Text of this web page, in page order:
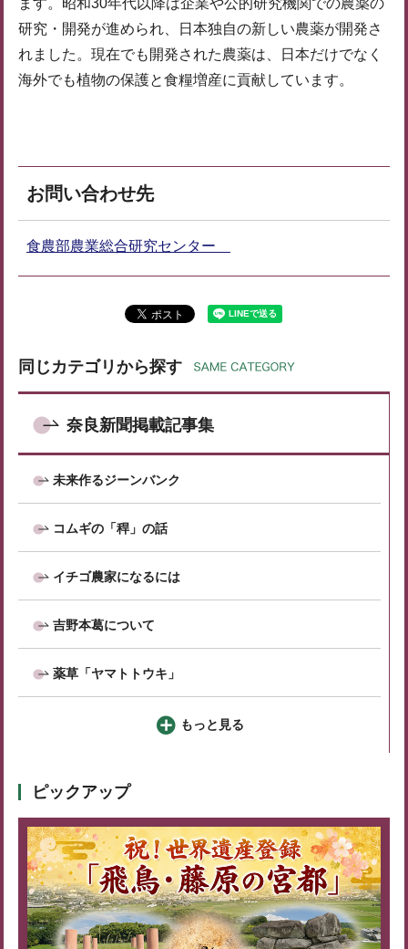
ます。昭和30年代以降は企業や公的研究機関での農薬の
研究・開発が進められ、日本独自の新しい農薬が開発さ
れました。現在でも開発された農薬は、日本だけでなく
海外でも植物の保護と食糧増産に貢献しています。
お問い合わせ先
食農部農業総合研究センター
同じカテゴリから探す
奈良新聞掲載記事集
未来作るジーンバンク
コムギの「稈」の話
イチゴ農家になるには
吉野本葛について
薬草「ヤマトトウキ」
もっと見る
ピックアップ